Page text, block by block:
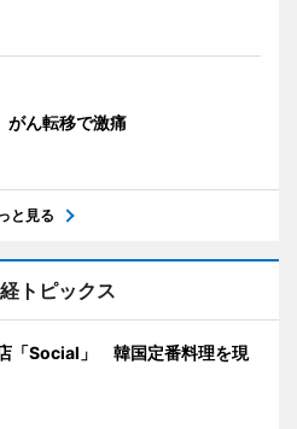
がん転移で激痛
と見る
トピックス
「Social」 韓国定番料理を現